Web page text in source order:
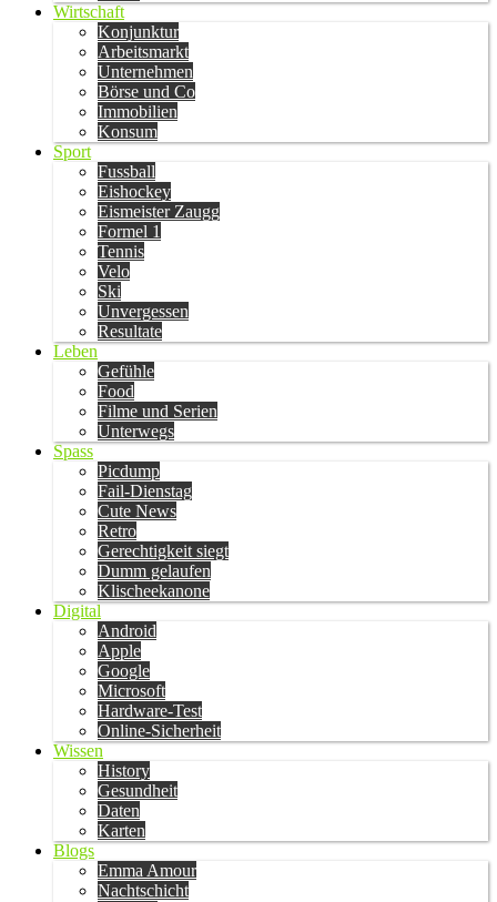
Wirtschaft
Konjunktur
Arbeitsmarkt
Unternehmen
Börse und Co
Immobilien
Konsum
Sport
Fussball
Eishockey
Eismeister Zaugg
Formel 1
Tennis
Velo
Ski
Unvergessen
Resultate
Leben
Gefühle
Food
Filme und Serien
Unterwegs
Spass
Picdump
Fail-Dienstag
Cute News
Retro
Gerechtigkeit siegt
Dumm gelaufen
Klischeekanone
Digital
Android
Apple
Google
Microsoft
Hardware-Test
Online-Sicherheit
Wissen
History
Gesundheit
Daten
Karten
Blogs
Emma Amour
Nachtschicht